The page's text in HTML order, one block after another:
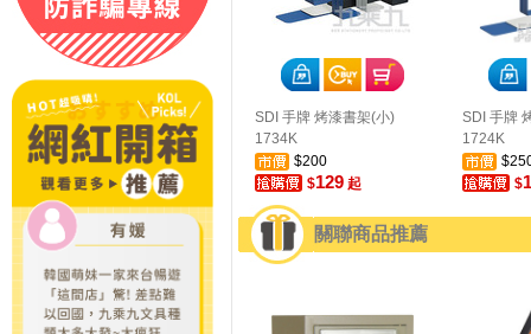
SDI 手牌 烤漆書架(小)
1734K
$200
$129起
SDI 手牌
1724K
$
關聯商品推薦